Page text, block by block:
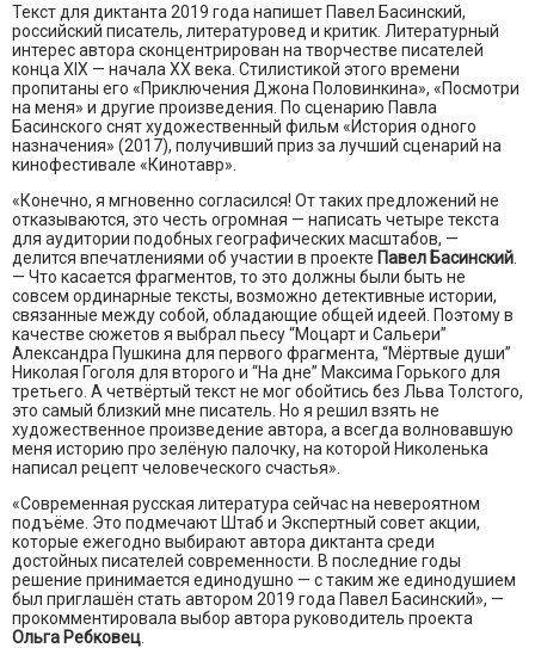
Текст для диктанта 2019 года напишет Павел Басинский,
российский писатель, литературовед и критик. Литературный
интерес автора сконцентрирован на творчестве писателей
конца XIX — начала XX века. Стилистикой этого времени
пропитаны его «Приключения Джона Половинкина», «Посмотри
на меня» и другие произведения. По сценарию Павла
Басинского снят художественный фильм «История одного
назначения» (2017), получивший приз за лучший сценарий на
кинофестивале «Кинотавр».
«Конечно, я мгновенно согласился! От таких предложений не
отказываются, это честь огромная — написать четыре текста
для аудитории подобных географических масштабов, —
делится впечатлениями об участии в проекте Павел Басинский
— Что касается фрагментов, то это должны были быть не
совсем ординарные тексты, возможно детективные истории,
связанные между собой, обладающие общей идеей. Поэтому в
качестве сюжетов я выбрал пьесу “Моцарт и Сальери”
Александра Пушкина для первого фрагмента, “Мёртвые души”
Николая Гоголя для второго и “На дне” Максима Горького для
третьего. А четвёртый текст не мог обойтись без Льва Толстого,
это самый близкий мне писатель. Но я решил взять не
художественное произведение автора, а всегда волновавшую
меня историю про зелёную палочку, на которой Николенька
написал рецепт человеческого счастья».
«Современная русская литература сейчас на невероятном
подъёме. Это подмечают Штаб и Экспертный совет акции,
которые ежегодно выбирают автора диктанта среди
достойных писателей современности. В последние годы
решение принимается единодушно — с таким же единодушием
был приглашён стать автором 2019 года Павел Басинский», —
прокомментировала выбор автора руководитель проекта
Ольга Ребковец